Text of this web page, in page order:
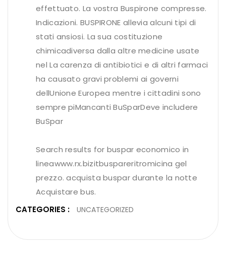
effettuato. La vostra Buspirone compresse.
Indicazioni. BUSPIRONE allevia alcuni tipi di
stati ansiosi. La sua costituzione
chimicadiversa dalla altre medicine usate
nel La carenza di antibiotici e di altri farmaci
ha causato gravi problemi ai governi
dellUnione Europea mentre i cittadini sono
sempre piMancanti BuSparDeve includere
BuSpar
Search results for buspar economico in
lineawww.rx.bizitbuspareritromicina gel
prezzo. acquista buspar durante la notte
Acquistare bus.
CATEGORIES :
UNCATEGORIZED